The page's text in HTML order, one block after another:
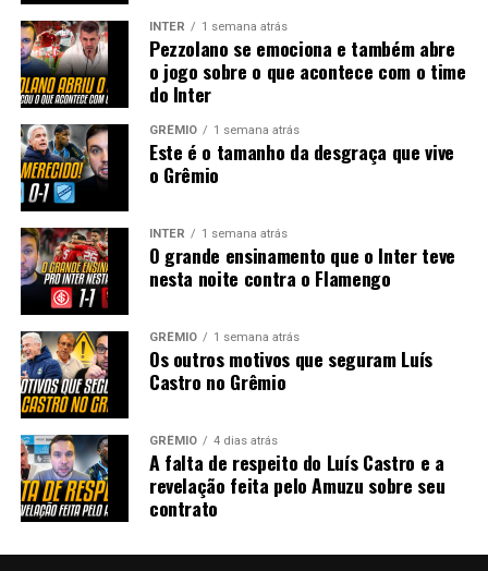
INTER 1 semana atrás
Pezzolano se emociona e também abre
o jogo sobre o que acontece com o time
do Inter
GRÊMIO 1 semana atrás
Este é o tamanho da desgraça que vive
o Grêmio
INTER 1 semana atrás
O grande ensinamento que o Inter teve
nesta noite contra o Flamengo
GRÊMIO 1 semana atrás
Os outros motivos que seguram Luís
Castro no Grêmio
GRÊMIO 4 dias atrás
A falta de respeito do Luís Castro e a
revelação feita pelo Amuzu sobre seu
contrato